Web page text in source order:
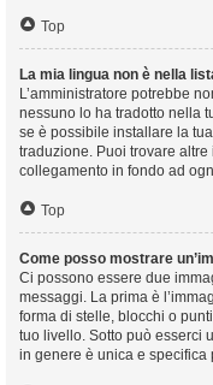
Top
La mia lingua non è nella
L’amministratore potrebbe
nessuno lo ha tradotto nella
se è possibile installare la
traduzione. Puoi trovare
collegamento in fondo ad
Top
Come posso mostrare
Ci possono essere due
messaggi. La prima è
forma di stelle, blocchi o
tuo livello. Sotto può esserci
in genere è unica e specifica